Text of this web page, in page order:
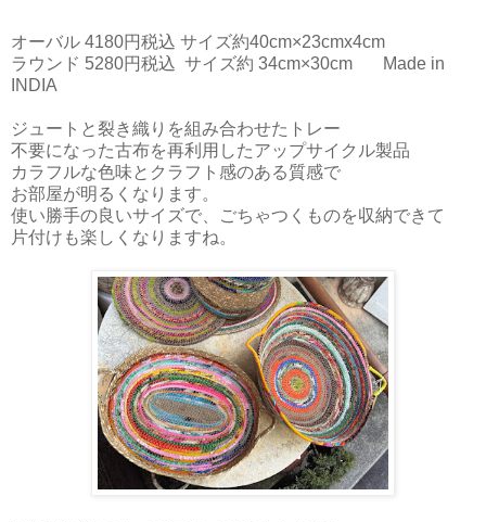
オーバル 4180円税込 サイズ約40cm×23cmx4cm
ラウンド 5280円税込 サイズ約 34cm×30cm Made in
INDIA
ジュートと裂き織りを組み合わせたトレー
不要になった古布を再利用したアップサイクル製品
カラフルな色味とクラフト感のある質感で
お部屋が明るくなります。
使い勝手の良いサイズで、ごちゃつくものを収納できて
片付けも楽しくなりますね。